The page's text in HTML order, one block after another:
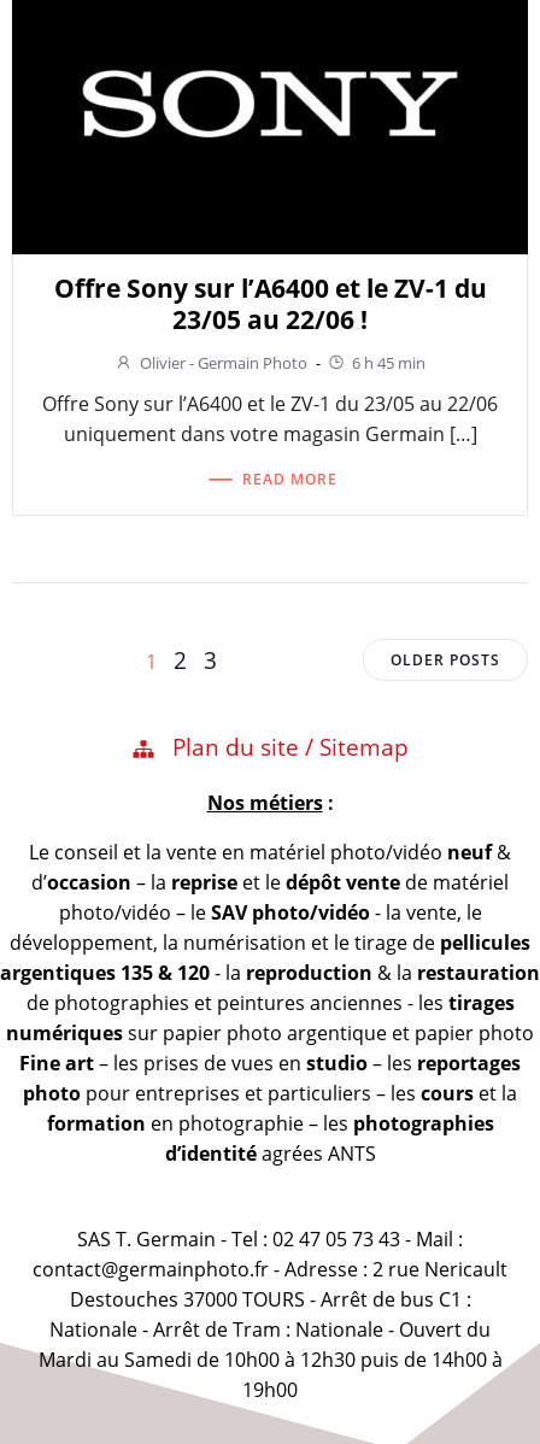
Offre Sony sur l’A6400 et le ZV-1 du
23/05 au 22/06 !
Olivier - Germain Photo - 6 h 45 min
Offre Sony sur l’A6400 et le ZV-1 du 23/05 au 22/06
uniquement dans votre magasin Germain […]
READ MORE
Page
1 Page
2 Page
3
Posts
navigation
OLDER POSTS
Plan du site / Sitemap
Nos métiers:
Le conseil et la vente en matériel photo/vidéo neuf&
d’occasion – la reprise et ledépôt vente de matériel
photo/vidéo – leSAV photo/vidéo- la vente, le
développement, la numérisation et le tirage de pellicules
argentiques 135 & 120- la reproduction & la restauration
de photographies et peintures anciennes - les tirages
numériquessur papier photo argentique et papier photo
Fine art– les prises de vues en studio– les reportages
photo pour entreprises et particuliers – les cours et la
formation en photographie – les photographies
d’identitéagrées ANTS
SAS T. Germain - Tel : 02 47 05 73 43 - Mail :
contact@germainphoto.fr - Adresse : 2 rue Nericault
Destouches 37000 TOURS - Arrêt de bus C1 :
Nationale - Arrêt de Tram : Nationale - Ouvert du
Mardi au Samedi de 10h00 à 12h30 puis de 14h00 à
19h00